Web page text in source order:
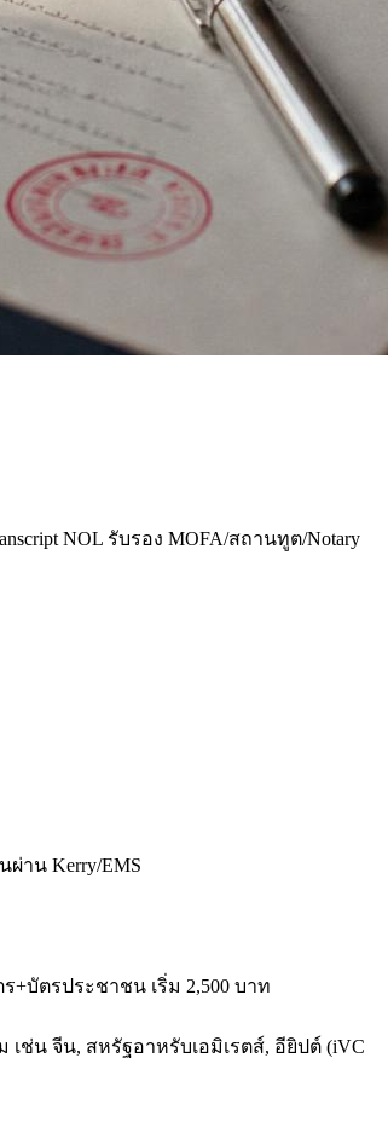
NOL รับรอง MOFA/สถานทูต/Notary
าน Kerry/EMS
+บัตรประชาชน เริ่ม 2,500 บาท
เช่น จีน, สหรัฐอาหรับเอมิเรตส์, อียิปต์ (iVC